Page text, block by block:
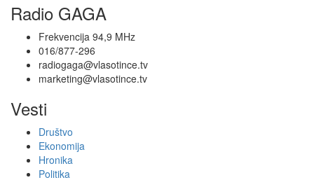
Radio GAGA
Frekvencija 94,9 MHz
016/877-296
radiogaga@vlasotince.tv
marketing@vlasotince.tv
Vesti
Društvo
Ekonomija
Hronika
Politika